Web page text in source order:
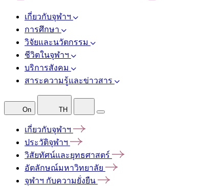
เกี่ยวกับจุฬาฯ
การศึกษา
วิจัยและนวัตกรรม
ชีวิตในจุฬาฯ
บริการสังคม
สาระความรู้และข่าวสาร
On TH
เกี่ยวกับจุฬาฯ
ประวัติจุฬาฯ
วิสัยทัศน์และยุทธศาสตร์
อัตลักษณ์มหาวิทยาลัย
จุฬาฯ กับความยั่งยืน